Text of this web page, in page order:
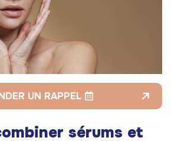
UN RAPPEL
sérums et